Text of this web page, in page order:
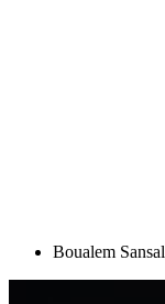
Boualem